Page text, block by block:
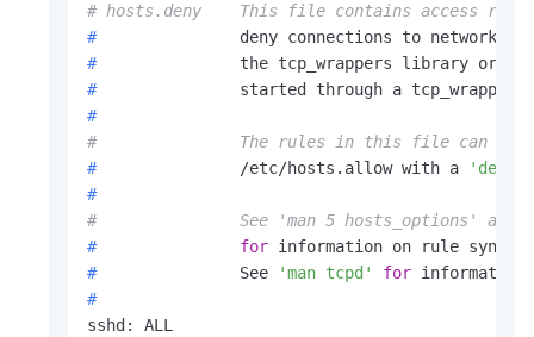
# hosts.deny	This file contains
#
deny connections to network
#
the tcp_wrappers library or
#
started through a
#
#		The rules in this file can
#
		/etc/hosts.allow with a
'deny'
#
#		See 'man 5 hosts_options'
#
for information on rule syntax.
#
		See
'man tcpd' for information
#
sshd: ALL